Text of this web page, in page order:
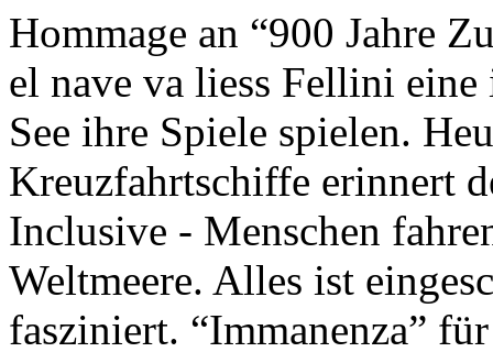
Hommage an “900 Jahre
el nave va liess Fellini
See ihre Spiele spielen.
Kreuzfahrtschiffe erinnert
Inclusive - Menschen
Weltmeere. Alles ist
fasziniert. “Immanenza”